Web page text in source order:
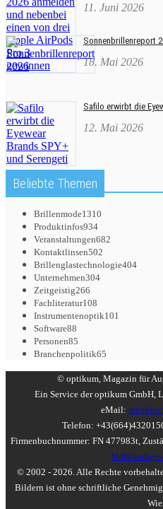
11. Juni 2026
Sonnenbrillenreport
18. Mai 2026
Safilo erwirbt die
12. Mai 2026
Beliebte Themen
Brillenmode1310
Produktinfos934
Veranstaltungen682
Kontaktlinsen502
Brillenglastechnologie404
Unternehmen304
Zeitgeistig266
Fachliteratur108
Instrumentenoptik101
Software88
Personen85
Branchenpolitik65
© optikum, Magazin für
Ein Service der optikum GmbH,
eMail:
Telefon:
Firmenbuchnummer: FN 477983t,
© 2002 - 2026. Alle Rechte
Bildern ist ohne schriftliche